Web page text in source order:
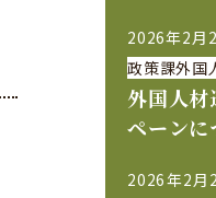
2026年2月
政策課外国
外国人
ペーンに
2026年2月